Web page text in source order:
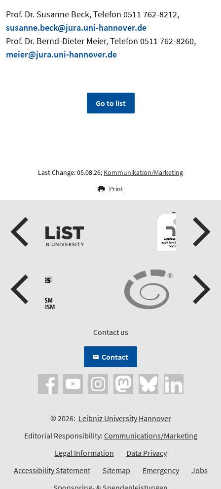
Prof. Dr. Susanne Beck, Telefon 0511 762-8212,
susanne.beck@jura.uni-hannover.de
Prof. Dr. Bernd-Dieter Meier, Telefon 0511 762-8260,
meier@jura.uni-hannover.de
Go to list
Last Change: 05.08.26; Kommunikation/Marketing
Print
Contact us
Contact
© 2026: Leibniz University Hannover
Editorial Responsibility: Communications/Marketing
Legal Information
Data Privacy
Accessibility Statement
Sitemap Emergency
Jobs